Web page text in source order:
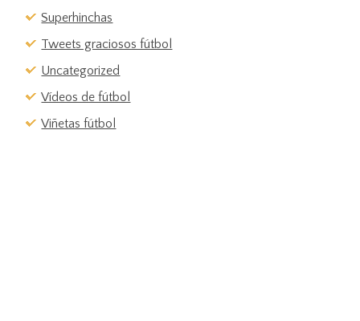
Superhinchas
Tweets graciosos fútbol
Uncategorized
Vídeos de fútbol
Viñetas fútbol